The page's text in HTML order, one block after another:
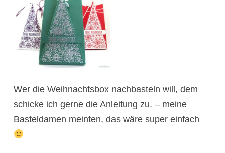
Wer die Weihnachtsbox nachbasteln will, dem
schicke ich gerne die Anleitung zu. – meine
Basteldamen meinten, das wäre super einfach